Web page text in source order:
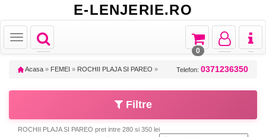
E-LENJERIE.RO
Toggle
navigation
Toggle
Toggle
navigation
Toggle
navigation
Toggle
navigation
0
Acasa » FEMEI » ROCHII PLAJA SI PAREO » Telefon: 0371236350
Filtre
ROCHII PLAJA SI PAREO pret intre 280 si 350 lei